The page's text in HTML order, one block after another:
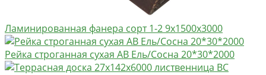
Ламинированная фанера сорт 1-2 9х1500х3000
Рейка строганная сухая АВ Ель/Сосна 20*30*2000